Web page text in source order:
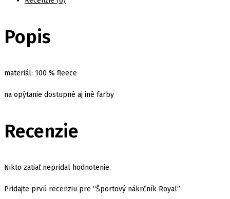
Popis
materiál: 100 % fleece
na opýtanie dostupné aj iné farby
Recenzie
Nikto zatiaľ nepridal hodnotenie.
Pridajte prvú recenziu pre “Športový nákrčník Royal”